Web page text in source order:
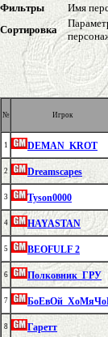
Фильтры
Имя
Сортировка
№ Игрок
1 DEMAN_KROT
2 Dreamscapes
3 Tyson0000
4 HAYASTAN
5 BEOFULF 2
6 Полковник_ГРУ
7
8 Гаретт